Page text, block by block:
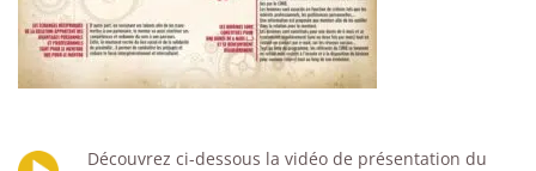
Découvrez ci-dessous la vidéo de présentation du